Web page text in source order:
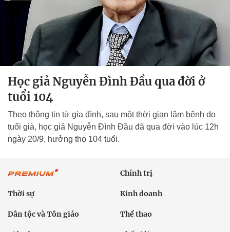
Học giả Nguyễn Đình Đầu qua đời ở
tuổi 104
Theo thông tin từ gia đình, sau một thời gian lâm bệnh do
tuổi già, học giả Nguyễn Đình Đầu đã qua đời vào lúc 12h
ngày 20/9, hưởng thọ 104 tuổi.
Chính trị
Thời sự Kinh doanh
Dân tộc và Tôn giáo Thể thao